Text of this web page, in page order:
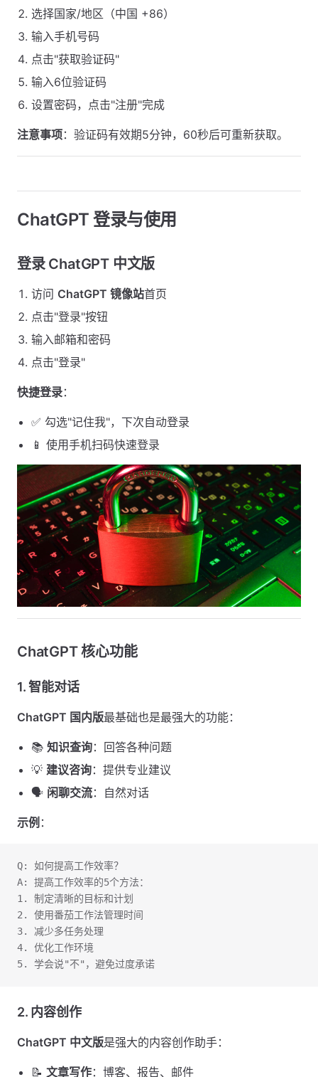
选择国家/地区（中国 +86）
输入手机号码
点击"获取验证码"
输入6位验证码
设置密码，点击"注册"完成
注意事项：验证码有效期5分钟，60秒后可重新获取。
ChatGPT 登录与使用
登录 ChatGPT 中文版
访问 ChatGPT 镜像站首页
点击"登录"按钮
输入邮箱和密码
点击"登录"
快捷登录：
✅ 勾选"记住我"，下次自动登录
📱 使用手机扫码快速登录
ChatGPT 核心功能
1. 智能对话
ChatGPT 国内版最基础也是最强大的功能：
📚 知识查询：回答各种问题
💡 建议咨询：提供专业建议
🗣️ 闲聊交流：自然对话
示例 ：
Q: 如何提高工作效率？
A: 提高工作效率的5个方法：
1. 制定清晰的目标和计划
2. 使用番茄工作法管理时间
3. 减少多任务处理
4. 优化工作环境
5. 学会说"不"，避免过度承诺
2. 内容创作
ChatGPT 中文版是强大的内容创作助手：
📝 文章写作：博客、报告、邮件